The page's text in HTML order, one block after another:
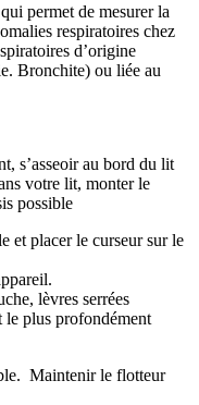
permet de mesurer la
respiratoires chez
d’origine
Bronchite) ou liée au
s’asseoir au bord du lit
votre lit, monter le
possible
et placer le curseur sur le
lèvres serrées
le plus profondément
Maintenir le flotteur